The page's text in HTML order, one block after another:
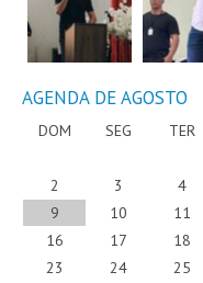
AGENDA DE AGOSTO
DOM SEG TER
2
3 4
9
10 11
16
17 18
23
24 25